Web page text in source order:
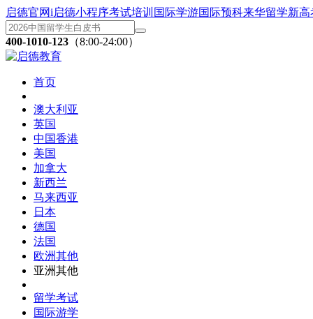
启德官网i启德小程序考试培训 国际学游国际预科来华留学新高
400-1010-123 （8:00-24:00）
首页
澳大利亚
英国
中国香港
美国
加拿大
新西兰
马来西亚
日本
德国
法国
欧洲其他
亚洲其他
留学考试
国际游学